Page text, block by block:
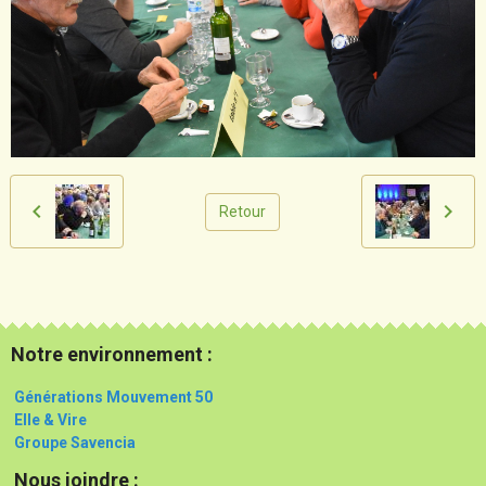
Retour
Notre environnement :
Générations Mouvement 50
Elle & Vire
Groupe Savencia
Nous joindre :